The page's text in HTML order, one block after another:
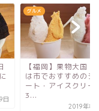
日
グルメ
【福岡】果物大国！
は市でおすすめのジ
ート・アイスクリー
3...
2019年8